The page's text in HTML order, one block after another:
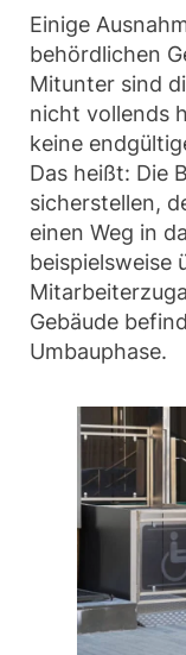
Einige
behördlichen
Mitunter sind
nicht vollends
keine
Das heißt: Die
sicherstellen,
einen Weg in
beispielsweise
Gebäude
Umbauphase.